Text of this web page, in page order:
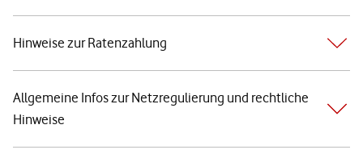
Hinweise zur Ratenzahlung
Allgemeine Infos zur Netzregulierung und rechtliche
Hinweise